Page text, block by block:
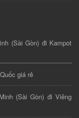
(Sài Gòn) đi Kampot
giá rẻ
(Sài Gòn) đi Viêng